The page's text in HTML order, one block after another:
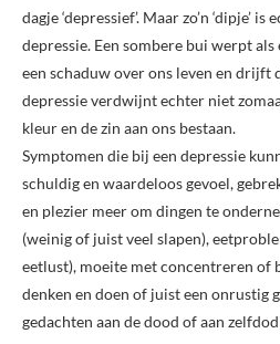
dagje ‘depressief’. Maar zo’n ‘dipje’
depressie. Een sombere bui werpt
een schaduw over ons leven en drijft
depressie verdwijnt echter niet
kleur en de zin aan ons bestaan.
Symptomen die bij een depressie
schuldig en waardeloos gevoel,
en plezier meer om dingen te
(weinig of juist veel slapen),
eetlust), moeite met concentreren of
denken en doen of juist een onrustig
gedachten aan de dood of aan